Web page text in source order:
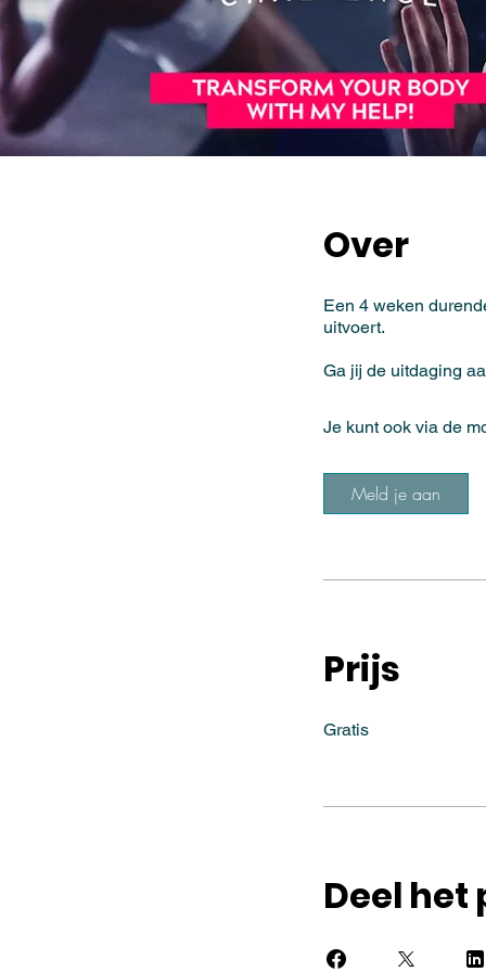
Over
Een 4 weken
uitvoert.
Ga jij de uitdaging
Je kunt ook via de
Meld je aan
Prijs
Gratis
Deel